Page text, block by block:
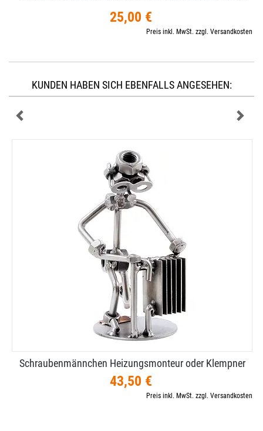
25,00 €
Preis inkl. MwSt. zzgl. Versandkosten
KUNDEN HABEN SICH EBENFALLS ANGESEHEN:
Schraubenmännchen Heizungsmonteur oder Klempner
43,50 €
Preis inkl. MwSt. zzgl. Versandkosten